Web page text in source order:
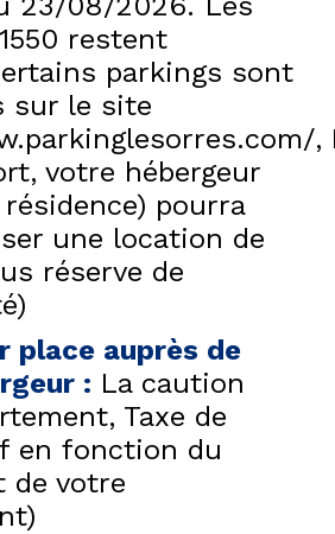
restent
parkings sont
sur le site
votre hébergeur
pourra
une location de
réserve de
place auprès de
: La caution
Taxe de
en fonction du
de votre